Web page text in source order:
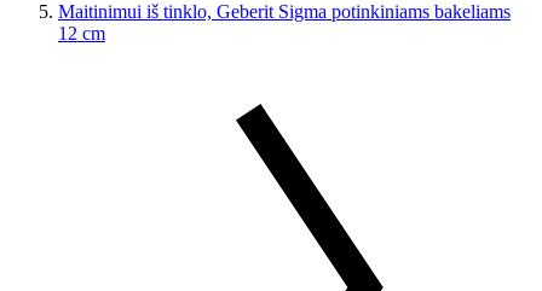
Maitinimui iš tinklo, Geberit Sigma potinkiniams bakeliams
12 cm